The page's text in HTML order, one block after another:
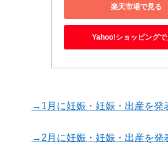
楽天市場で見る
Yahoo!ショッピングで
→1月に妊娠・妊娠・出産を発
→2月に妊娠・妊娠・出産を発